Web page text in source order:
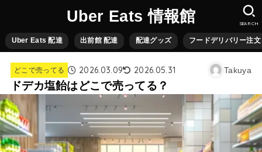
Uber Eats 情報館
Uber Eats 配達 出前館 配達 配達グッズ フードデリバリー注文
SEARCH
どこで売ってる 2026.03.09 2026.05.31 Takuya
ドデカ塩飴はどこで売ってる？